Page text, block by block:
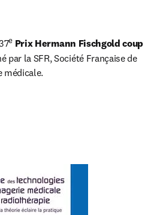
e Prix Hermann Fischgold coup
par la SFR, Société Française de
médicale.